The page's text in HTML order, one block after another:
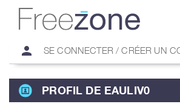
person SE CONNECTER / CRÉER UN
PROFIL DE EAULIV0